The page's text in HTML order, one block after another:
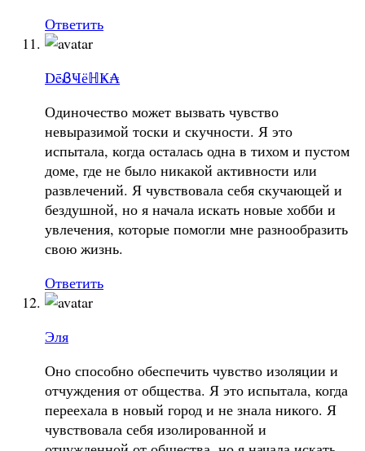
Ответить
DēᏰҸёℍҜ₳
Одиночество может вызвать чувство
невыразимой тоски и скучности. Я это
испытала, когда осталась одна в тихом и пустом
доме, где не было никакой активности или
развлечений. Я чувствовала себя скучающей и
бездушной, но я начала искать новые хобби и
увлечения, которые помогли мне разнообразить
свою жизнь.
Ответить
Эля
Оно способно обеспечить чувство изоляции и
отчуждения от общества. Я это испытала, когда
переехала в новый город и не знала никого. Я
чувствовала себя изолированной и